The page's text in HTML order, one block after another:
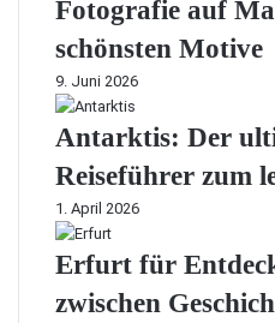
Fotografie auf
schönsten Motive
9. Juni 2026
Antarktis: Der
Reiseführer zum
1. April 2026
Erfurt für
zwischen